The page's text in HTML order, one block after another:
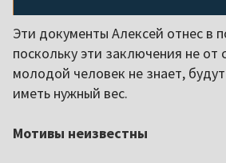
Эти документы Алексей отнес в
поскольку эти заключения не от
молодой человек не знает,
иметь нужный вес.
Мотивы неизвестны